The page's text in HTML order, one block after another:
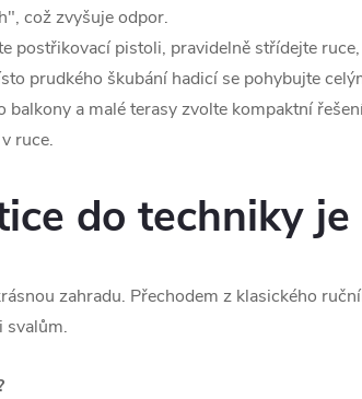
což zvyšuje odpor.
postřikovací pistoli, pravidelně střídejte
prudkého škubání hadicí se pohybujte
balkony a malé terasy zvolte kompaktní
ruce.
do techniky
zahradu. Přechodem z klasického
svalům.